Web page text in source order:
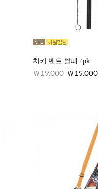
치키 벤트 빨때 4pk
19,000